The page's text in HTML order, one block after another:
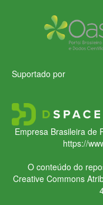
Suportado por
Empresa Brasileira de
https://
O conteúdo do
Creative Commons